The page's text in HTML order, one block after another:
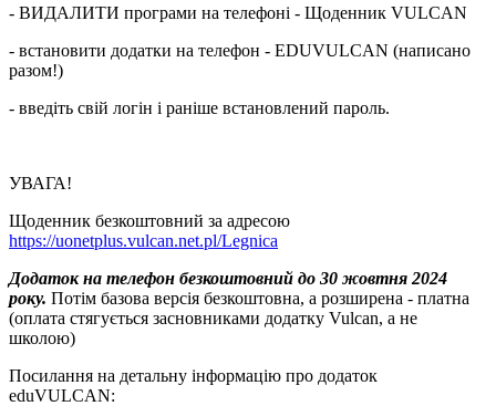
- ВИДАЛИТИ програми на телефоні - Щоденник VULCAN
- встановити додатки на телефон - EDUVULCAN (написано
разом!)
- введіть свій логін і раніше встановлений пароль.
УВАГА!
Щоденник безкоштовний за адресою
https://uonetplus.vulcan.net.pl/Legnica
Додаток на телефон безкоштовний до 30 жовтня 2024
року. Потім базова версія безкоштовна, а розширена - платна
(оплата стягується засновниками додатку Vulcan, а не
школою)
Посилання на детальну інформацію про додаток
eduVULCAN: